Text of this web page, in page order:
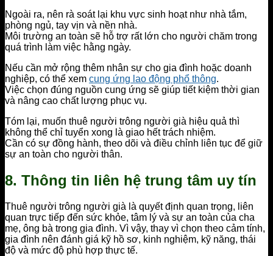
Ngoài ra, nên rà soát lại khu vực sinh hoạt như nhà tắm,
phòng ngủ, tay vịn và nền nhà.
Môi trường an toàn sẽ hỗ trợ rất lớn cho người chăm trong
quá trình làm việc hằng ngày.
Nếu cần mở rộng thêm nhân sự cho gia đình hoặc doanh
nghiệp, có thể xem cung ứng lao động phổ thông.
Việc chọn đúng nguồn cung ứng sẽ giúp tiết kiệm thời gian
và nâng cao chất lượng phục vụ.
Tóm lại, muốn thuê người trông người già hiệu quả thì
không thể chỉ tuyển xong là giao hết trách nhiệm.
Cần có sự đồng hành, theo dõi và điều chỉnh liên tục để giữ
sự an toàn cho người thân.
8. Thông tin liên hệ trung tâm uy tín
Thuê người trông người già là quyết định quan trọng, liên
quan trực tiếp đến sức khỏe, tâm lý và sự an toàn của cha
mẹ, ông bà trong gia đình. Vì vậy, thay vì chọn theo cảm tính,
gia đình nên đánh giá kỹ hồ sơ, kinh nghiệm, kỹ năng, thái
độ và mức độ phù hợp thực tế.